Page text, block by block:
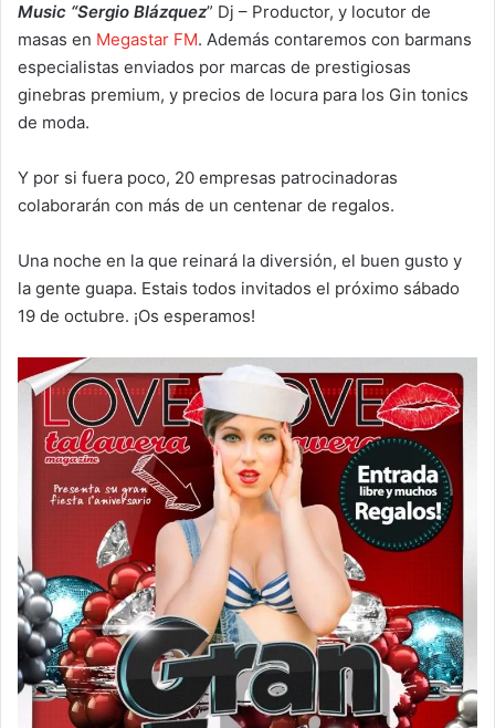
Music “Sergio Blázquez” Dj – Productor, y locutor de
masas en Megastar FM. Además contaremos con barmans
especialistas enviados por marcas de prestigiosas
ginebras premium, y precios de locura para los Gin tonics
de moda.
Y por si fuera poco, 20 empresas patrocinadoras
colaborarán con más de un centenar de regalos.
Una noche en la que reinará la diversión, el buen gusto y
la gente guapa. Estais todos invitados el próximo sábado
19 de octubre. ¡Os esperamos!